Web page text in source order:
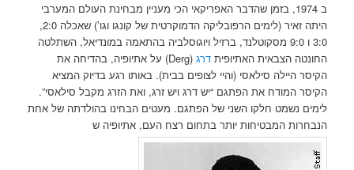
ב 1974, בזמן שהדבר האפריקאי הכי מעניין מבחינת העולם המערבי
היתה זאיר (לימים הרפובליקה הדמוקרטית של קונגו וגו’) שאכלה 2:0,
3:0 ו 9:0 מסקוטלנד, ברזיל ויוגוסלביה בהתאמה במונדיאל, השתלטה
החונטה הצבאית האתיופיתדרג
(Derg) על אתיופיה, בהדיחה את
הקיסר היילה סילאסי (והיי לצופים בבית). באותו רגע בדיוק המציא
הקיסר המודח את הפתגם “יש דרג ויש זרג, ואת הזרג מקבל סילאסי”.
לימים נשמט חלקו השני של הפתגם. מעטים הבחינו בהולדתה של אחת
הנבחרות המבטיחות יותר בתחום רצח העם, אתיופיה ש